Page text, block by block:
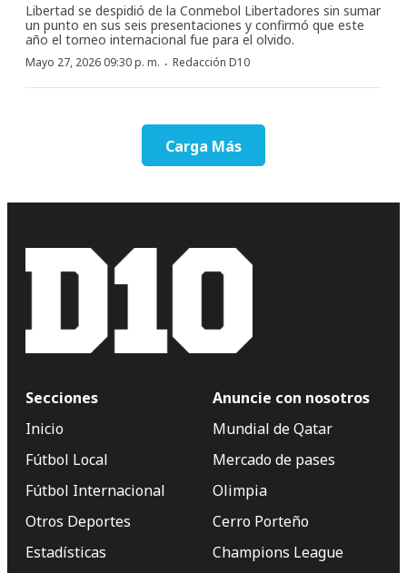
Libertad se despidió de la Conmebol Libertadores sin sumar
un punto en sus seis presentaciones y confirmó que este
año el torneo internacional fue para el olvido.
Mayo 27, 2026 09:30 p. m. · Redacción D10
Carga Más
Secciones
Inicio
Fútbol Local
Fútbol Internacional
Otros Deportes
Estadísticas
Anuncie con nosotros
Mundial de Qatar
Mercado de pases
Olimpia
Cerro Porteño
Champions League